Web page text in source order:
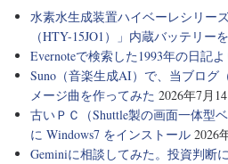
水素水生成装置ハイベーレシリー
（HTY-15JO1）」内蔵バッテリー
Evernoteで検索した1993年の日記よ
Suno（音楽生成AI）で、当ブログ
メージ曲を作ってみた 2026年7月
古いＰＣ（Shuttle製の画面一体型
に Windows7 をインストール 2026
Geminiに相談してみた。投資判断